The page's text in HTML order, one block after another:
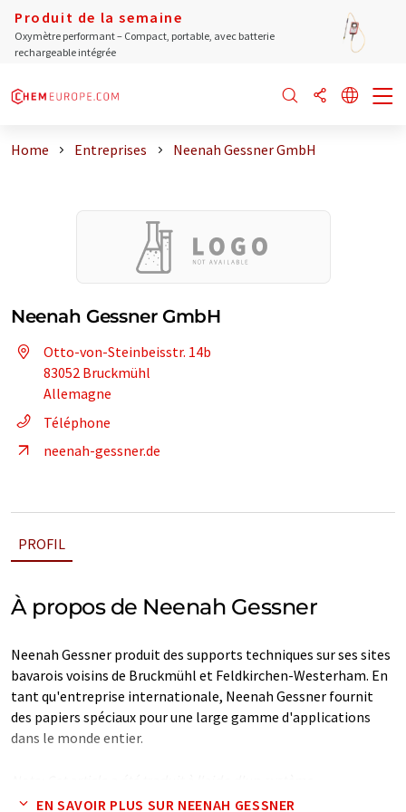
Produit de la semaine
Oxymètre performant – Compact, portable, avec batterie
rechargeable intégrée
Home Entreprises Neenah Gessner GmbH
Neenah Gessner GmbH
Otto-von-Steinbeisstr. 14b
83052 Bruckmühl
Allemagne
Téléphone
neenah-gessner.de
PROFIL
À propos de Neenah Gessner
Neenah Gessner produit des supports techniques sur ses sites
bavarois voisins de Bruckmühl et Feldkirchen-Westerham. En
tant qu'entreprise internationale, Neenah Gessner fournit
des papiers spéciaux pour une large gamme d'applications
dans le monde entier.
informatique sans intervention humaine. LUMITOS propose
EN SAVOIR PLUS SUR NEENAH GESSNER